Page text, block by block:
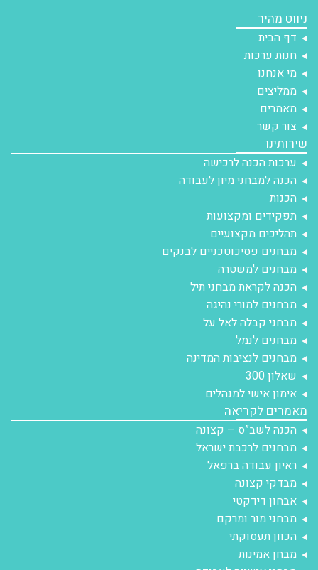
ניווט מהיר
דף הבית
חנות ערכות
מי אנחנו
ממליצים
מאמרים
צור קשר
שירותינו
ערכות הכנה לרכישה
הכנה למבחני מיון לעבודה
הכנות
תפקידים ומקצועות
תהליכים מקצועיים
מבחנים פסיכוטכניים לבנקים
מבחנים למשטרה
הכנה לקראת מבחני תיל
מבחנים למורי נהיגה
מבחני קבלה לאל על
מבחנים לנמל
מבחנים לנציבות המדינה
שאלון 300
אימון אישי למנהלים
מאמרים לקריאה
הכנה לשב”ס – קצונה
מבחנים לרכבת ישראל
ראיון עבודה ברפאל
מבדקי קצונה
אבחון דידקטי
מבחני מור ומרקם
הכוון תעסוקתי
מבחן אמינות